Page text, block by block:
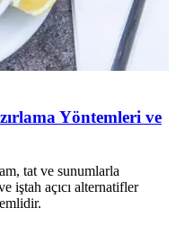
Yöntemleri ve
tat ve sunumlarla
iştah açıcı alternatifler